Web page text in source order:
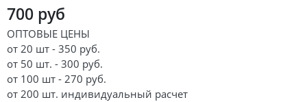
700 руб
ОПТОВЫЕ ЦЕНЫ
от 20 шт - 350 руб.
от 50 шт. - 300 руб.
от 100 шт - 270 руб.
от 200 шт. индивидуальный расчет